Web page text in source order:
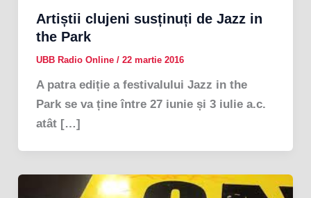
Artiștii clujeni susținuți de Jazz in
the Park
UBB Radio Online / 22 martie 2016
A patra ediție a festivalului Jazz in the
Park se va ține între 27 iunie și 3 iulie a.c.
atât […]